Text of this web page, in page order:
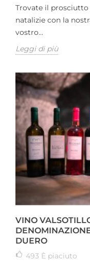
Trovate il
natalizie con la
vostro...
Leggi di più
VINO
DUERO
493 È piaciuto